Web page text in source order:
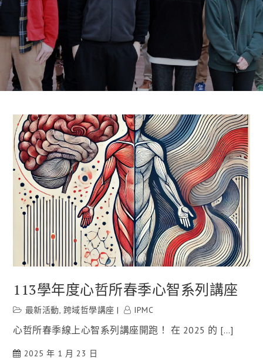
113學年度心哲所春季心智系列講座
最新活動, 跨域哲學講座 IPMC
心哲所春季線上心智系列講座開跑！ 在 2025 的 […]
2025 年 1 月 23 日